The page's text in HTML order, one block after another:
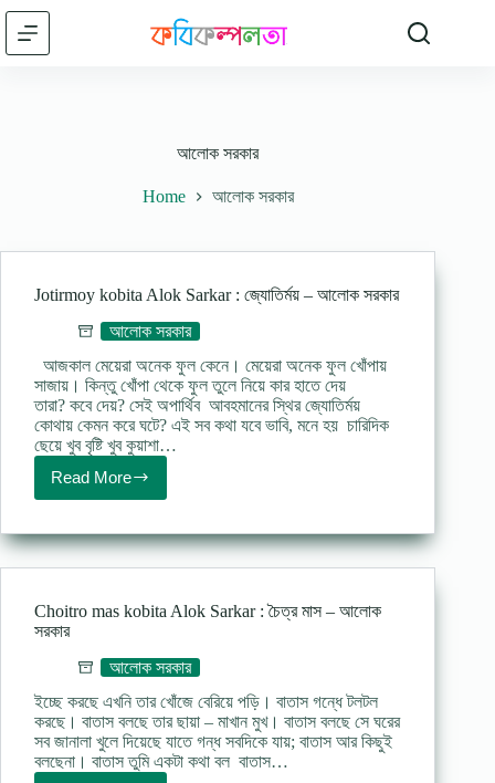
Skip
content
আলোক সরকার
Home আলোক সরকার
Jotirmoy kobita Alok Sarkar : জ্যোতির্ময় – আলোক সরকার
আলোক সরকার
আজকাল মেয়েরা অনেক ফুল কেনে। মেয়েরা অনেক ফুল খোঁপায়
সাজায়। কিন্তু খোঁপা থেকে ফুল তুলে নিয়ে কার হাতে দেয়
তারা? কবে দেয়? সেই অপার্থিব আবহমানের স্থির জ্যোতির্ময়
কোথায় কেমন করে ঘটে? এই সব কথা যবে ভাবি, মনে হয় চারিদিক
ছেয়ে খুব বৃষ্টি খুব কুয়াশা…
Read More
Jotirmoy
kobita
Sarkar
আলোক
Choitro mas kobita Alok Sarkar : চৈত্র মাস – আলোক
সরকার
আলোক সরকার
ইচ্ছে করছে এখনি তার খোঁজে বেরিয়ে পড়ি। বাতাস গন্ধে টলটল
করছে। বাতাস বলছে তার ছায়া – মাখান মুখ। বাতাস বলছে সে ঘরের
সব জানালা খুলে দিয়েছে যাতে গন্ধ সবদিকে যায়; বাতাস আর কিছুই
বলছেনা। বাতাস তুমি একটা কথা বল বাতাস…